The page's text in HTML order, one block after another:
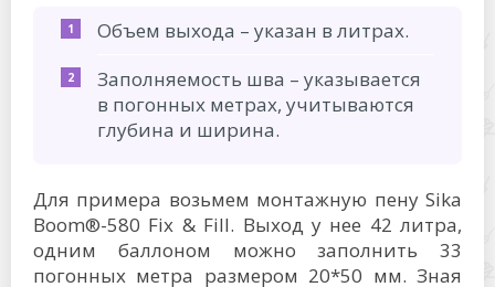
Объем выхода – указан в литрах.
Заполняемость шва – указывается
в погонных метрах, учитываются
глубина и ширина.
Для примера возьмем монтажную пену Sika
Boom®-580 Fix & Fill. Выход у нее 42 литра,
одним баллоном можно заполнить 33
погонных метра размером 20*50 мм. Зная